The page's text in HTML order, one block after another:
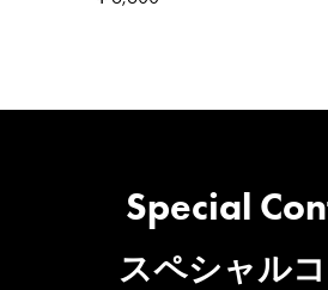
Special
スペシャル